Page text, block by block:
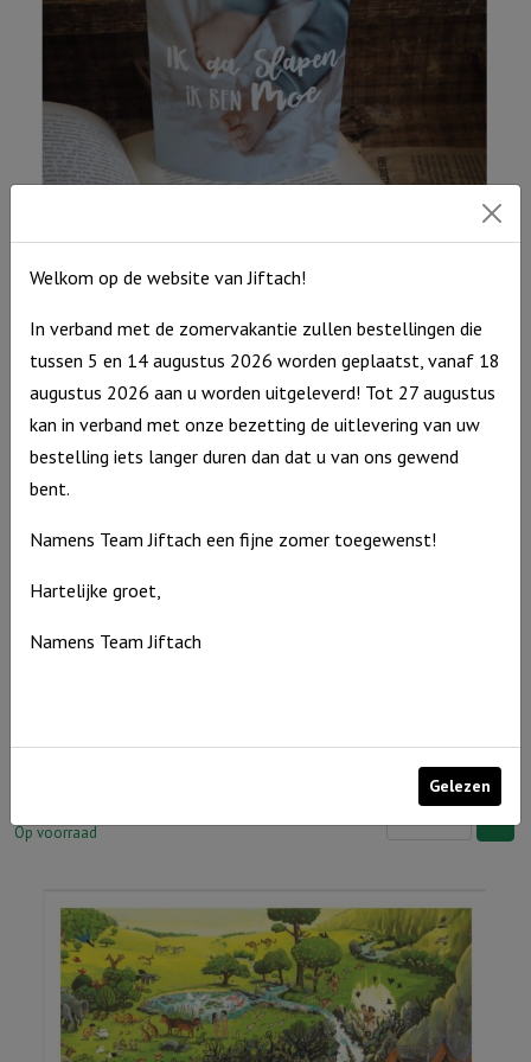
doop
aantal
Op voorraad
voor
jou:
Ik
ga
slapen
Op voorraad
Muurcirkel
Zwartwit
-
Hoger
dan
de
Welkom op de website van Jiftach!
In verband met de zomervakantie zullen bestellingen die
tussen 5 en 14 augustus 2026 worden geplaatst, vanaf 18
augustus 2026 aan u worden uitgeleverd! Tot 27 augustus
kan in verband met onze bezetting de uitlevering van uw
bestelling iets langer duren dan dat u van ons gewend
bent.
Namens Team Jiftach een fijne zomer toegewenst!
Hartelijke groet,
Namens Team Jiftach
Gelezen